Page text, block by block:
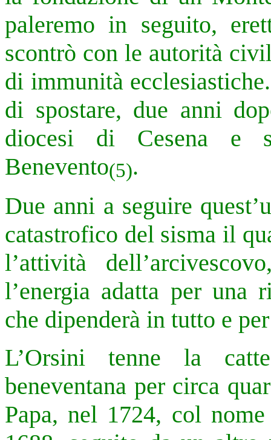
paleremo in seguito,
scontrò con le autorità
di immunità
di spostare, due anni
diocesi di Cesena e
Benevento(5).
Due anni a seguire
catastrofico del sisma il
l’attività
l’energia adatta per una
che dipenderà in tutto e
L’Orsini tenne la
beneventana per circa
Papa, nel 1724, col